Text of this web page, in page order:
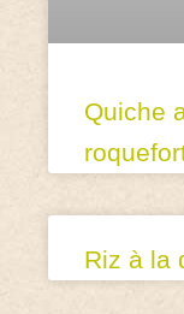
Quiche
Riz à la